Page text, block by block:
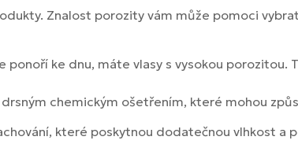
Znalost porozity vám může pomoci
ke dnu, máte vlasy s vysokou porozitou.
chemickým ošetřením, které mohou
které poskytnou dodatečnou vlhkost a